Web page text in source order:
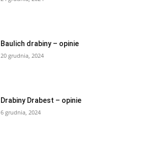
Baulich drabiny – opinie
20 grudnia, 2024
Drabiny Drabest – opinie
6 grudnia, 2024